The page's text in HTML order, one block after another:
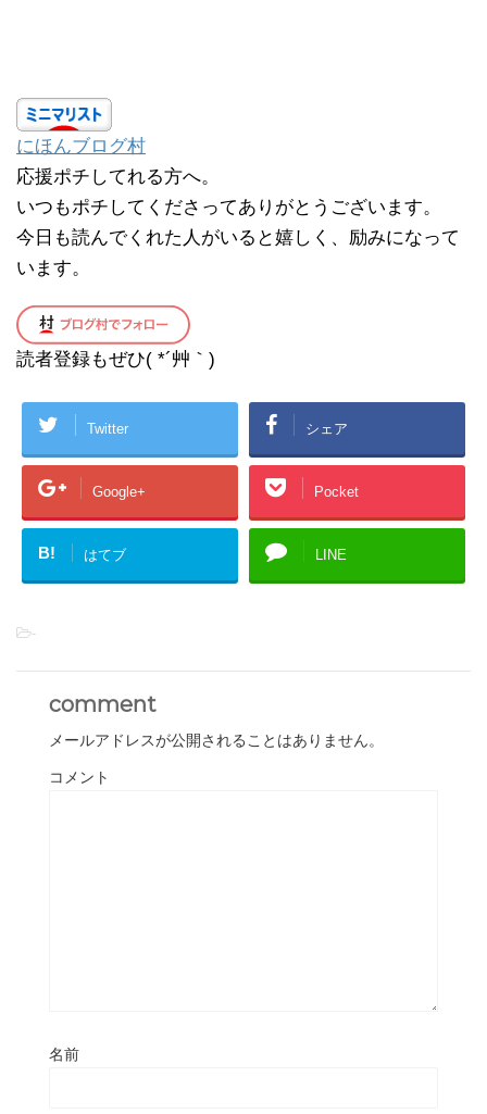
にほんブログ村
応援ポチしてれる方へ。
いつもポチしてくださってありがとうございます。
今日も読んでくれた人がいると嬉しく、励みになって
います。
読者登録もぜひ( *´艸｀)
Twitter シェア
Google+ Pocket
B! はてブ LINE
-
comment
メールアドレスが公開されることはありません。
コメント
名前